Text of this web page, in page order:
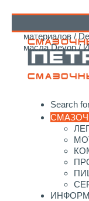
Search
материалов/
масла Devon/